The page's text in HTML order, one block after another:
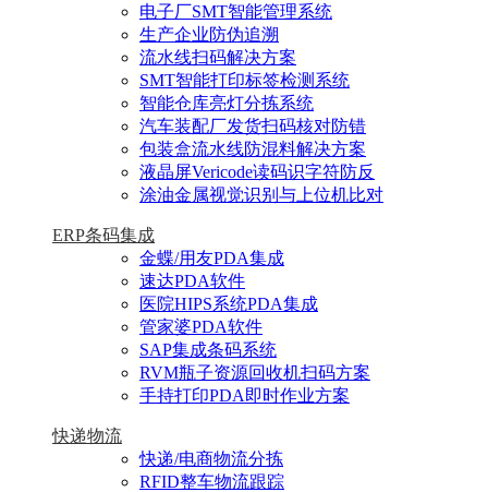
电子厂SMT智能管理系统
生产企业防伪追溯
流水线扫码解决方案
SMT智能打印标签检测系统
智能仓库亮灯分拣系统
汽车装配厂发货扫码核对防错
包装盒流水线防混料解决方案
液晶屏Vericode读码识字符防反
涂油金属视觉识别与上位机比对
ERP条码集成
金蝶/用友PDA集成
速达PDA软件
医院HIPS系统PDA集成
管家婆PDA软件
SAP集成条码系统
RVM瓶子资源回收机扫码方案
手持打印PDA即时作业方案
快递物流
快递/电商物流分拣
RFID整车物流跟踪